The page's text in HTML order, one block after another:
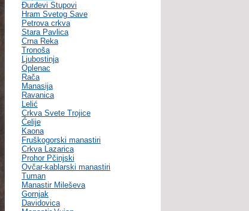
Đurđevi Stupovi
Hram Svetog Save
Petrova crkva
Stara Pavlica
Crna Reka
Tronoša
Ljubostinja
Oplenac
Rača
Manasija
Ravanica
Lelić
Crkva Svete Trojice
Ćelije
Kaona
Fruškogorski manastiri
Crkva Lazarica
Prohor Pčinjski
Ovčar-kablarski manastiri
Tuman
Manastir Mileševa
Gornjak
Davidovica